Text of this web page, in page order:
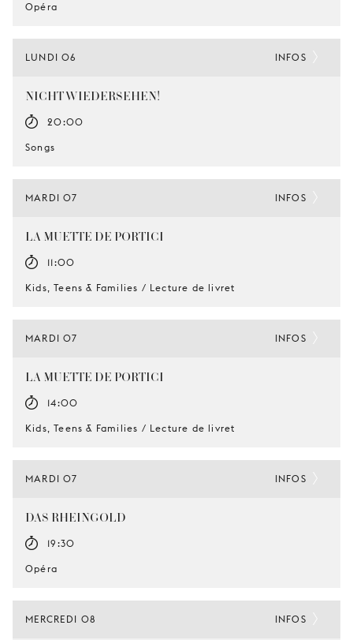
Opéra
LUNDI 06
NICHT WIEDERSEHEN!
20:00
Songs
INFOS
MARDI 07
LA MUETTE DE PORTICI
11:00
Kids, Teens & Families / Lecture de livret
INFOS
MARDI 07
LA MUETTE DE PORTICI
14:00
Kids, Teens & Families / Lecture de livret
INFOS
MARDI 07
DAS RHEINGOLD
19:30
Opéra
INFOS
MERCREDI 08 INFOS